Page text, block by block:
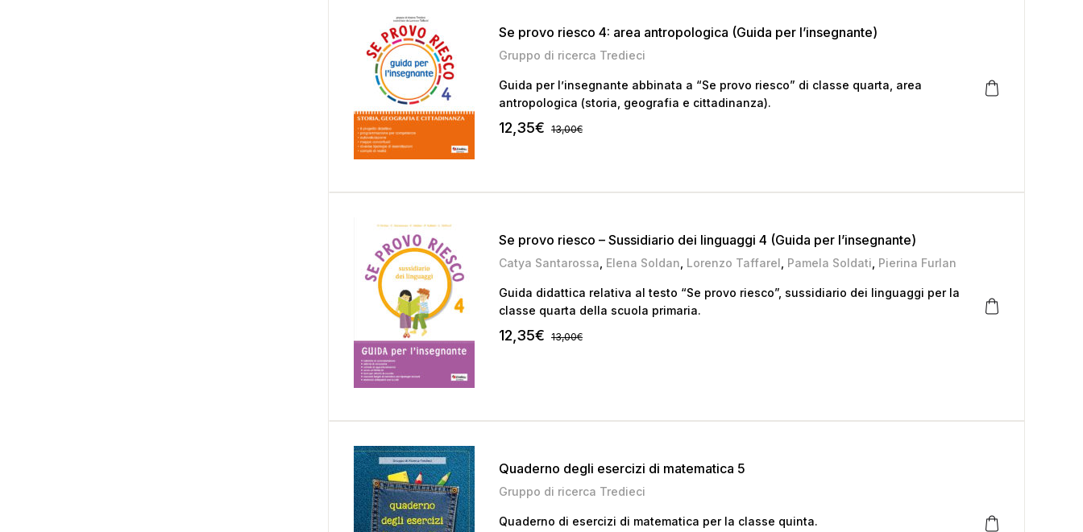
Se provo riesco 4: area antropologica (Guida per l’insegnante)
Gruppo di ricerca Tredieci
Guida per l’insegnante abbinata a “Se provo riesco” di classe quarta, area
antropologica (storia, geografia e cittadinanza).
12,35€ 13,00€
Se provo riesco – Sussidiario dei linguaggi 4 (Guida per l’insegnante)
Catya Santarossa Elena Soldan Lorenzo Taffarel Pamela Soldati Pierina Furlan
Guida didattica relativa al testo “Se provo riesco”, sussidiario dei linguaggi per la
classe quarta della scuola primaria.
12,35€ 13,00€
Quaderno degli esercizi di matematica 5
Gruppo di ricerca Tredieci
Quaderno di esercizi di matematica per la classe quinta.